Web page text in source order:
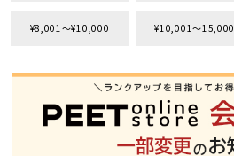
XXL
29inc
30inc
34inc
36inc
KIDS
¥8,001〜¥10,000 ¥10,001〜15,000